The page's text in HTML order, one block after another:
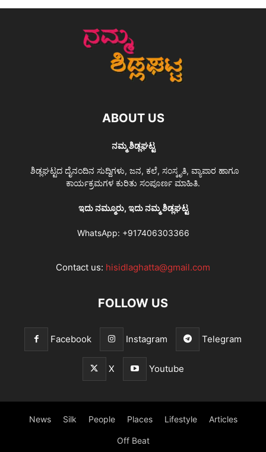
ABOUT US
ನಮ್ಮ ಶಿಡ್ಲಘಟ್ಟ
ಶಿಡ್ಲಘಟ್ಟದ ದೈನಂದಿನ ಸುದ್ದಿಗಳು, ಜನ, ಕಲೆ, ಸಂಸ್ಕೃತಿ, ವ್ಯಾಪಾರ ಹಾಗೂ
ಕಾರ್ಯಕ್ರಮಗಳ ಕುರಿತು ಸಂಪೂರ್ಣ ಮಾಹಿತಿ.
ಇದು ನಮ್ಮೂರು, ಇದು ನಮ್ಮ ಶಿಡ್ಲಘಟ್ಟ
WhatsApp: +917406303366
Contact us: hisidlaghatta@gmail.com
FOLLOW US
Facebook Instagram Telegram
X Youtube
News Silk People Places Lifestyle Articles
Off Beat